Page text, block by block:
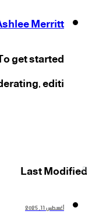
Merritt
get started
editi...
Last Modified
أغسطس 11, 2025